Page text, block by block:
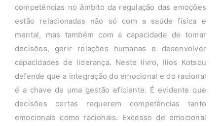
competências no âmbito da regulação das emoções
estão relacionadas não só com a saúde física e
mental, mas também com a capacidade de tomar
decisões, gerir relações humanas e desenvolver
capacidades de liderança. Neste livro, Ilios Kotsou
defende que a integração do emocional e do racional
é a chave de uma gestão eficiente. É evidente que
decisões certas requerem competências tanto
emocionais como racionais. Excesso de emocional